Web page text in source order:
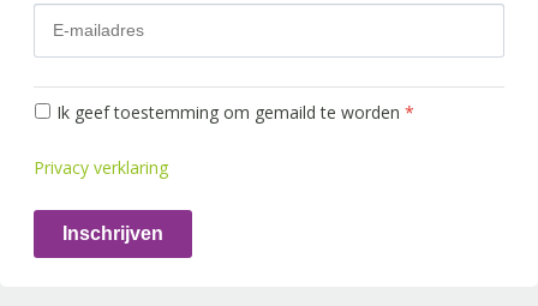
Ik geef toestemming om gemaild te worden *
Privacy verklaring
Inschrijven